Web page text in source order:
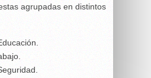
agrupadas en distintos